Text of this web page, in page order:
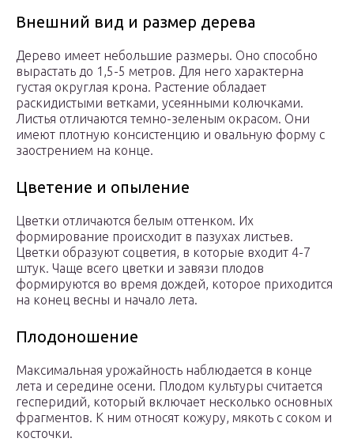
Внешний вид и размер дерева
Дерево имеет небольшие размеры. Оно способно
вырастать до 1,5-5 метров. Для него характерна
густая округлая крона. Растение обладает
раскидистыми ветками, усеянными колючками.
Листья отличаются темно-зеленым окрасом. Они
имеют плотную консистенцию и овальную форму с
заострением на конце.
Цветение и опыление
Цветки отличаются белым оттенком. Их
формирование происходит в пазухах листьев.
Цветки образуют соцветия, в которые входит 4-7
штук. Чаще всего цветки и завязи плодов
формируются во время дождей, которое приходится
на конец весны и начало лета.
Плодоношение
Максимальная урожайность наблюдается в конце
лета и середине осени. Плодом культуры считается
гесперидий, который включает несколько основных
фрагментов. К ним относят кожуру, мякоть с соком и
косточки.